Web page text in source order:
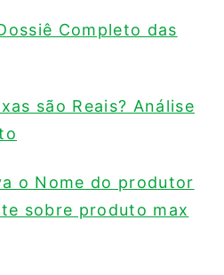
Completo das
são Reais? Análise
o Nome do produtor
sobre produto max